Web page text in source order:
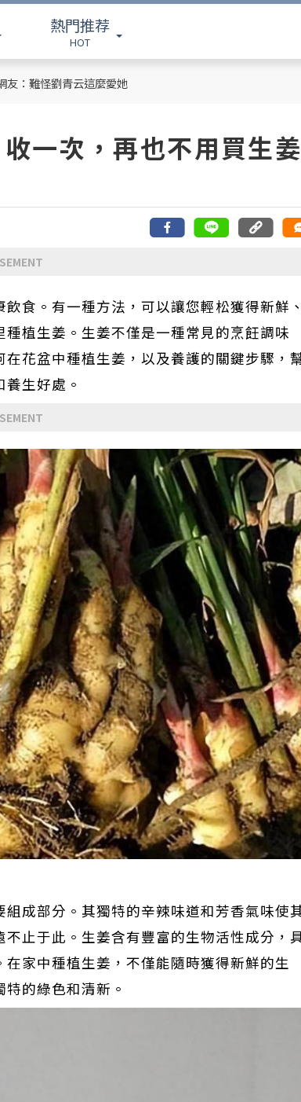
熱門推荐
HOT
友：難怪劉青云這麼愛她
一次，再也不用買生姜
食。有一種方法，可以讓您輕松獲得新鮮、
植生姜。生姜不僅是一種常見的烹飪調味
花盆中種植生姜，以及養護的關鍵步驟，
生好處。
成部分。其獨特的辛辣味道和芳香氣味使
止于此。生姜含有豐富的生物活性成分，
家中種植生姜，不僅能隨時獲得新鮮的生
的綠色和清新。